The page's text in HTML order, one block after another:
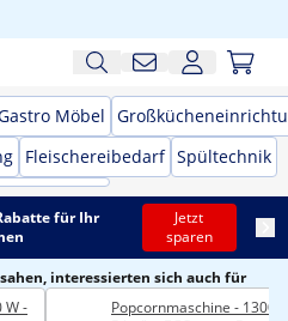
Möbel
Fleischereibedarf Spültechnik
für Ihr
Jetzt
sparen
interessierten sich auch für
W -
Popcornmaschine - 1300